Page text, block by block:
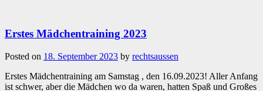
Erstes Mädchentraining 2023
Posted on 18. September 2023 by rechtsaussen
Erstes Mädchentraining am Samstag , den 16.09.2023! Aller Anfang
ist schwer, aber die Mädchen wo da waren, hatten Spaß und Großes